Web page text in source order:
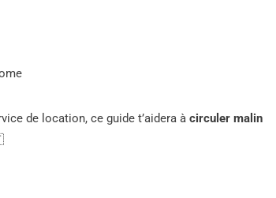
de location, ce guide t’aidera à circuler malin